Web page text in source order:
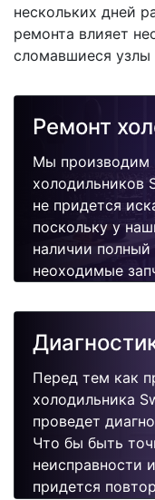
нескольких дней
ремонта влияет
сломавшиеся узлы
Ремонт
Мы производим
холодильников
не придется
поскольку у
наличии
неоходимые
качественно и
Перед тем как
холодильника
проведет
Что бы быть
неисправности
придется